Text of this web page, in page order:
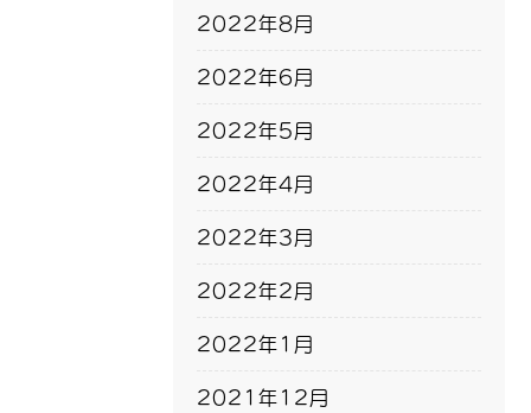
2022年8月
2022年6月
2022年5月
2022年4月
2022年3月
2022年2月
2022年1月
2021年12月